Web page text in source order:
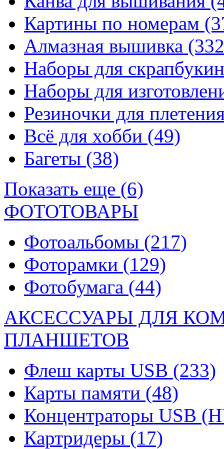
Картины по номерам
Алмазная вышивка
Наборы для
Наборы для
Резиночки для
Всё для хобби (49)
Багеты (38)
Показать еще (6)
ФОТОТОВАРЫ
Фотоальбомы (217)
Фоторамки (129)
Фотобумага (44)
АКСЕССУАРЫ ДЛЯ
ПЛАНШЕТОВ
Флеш карты USB (233)
Карты памяти (48)
Концентраторы USB
Картридеры (17)